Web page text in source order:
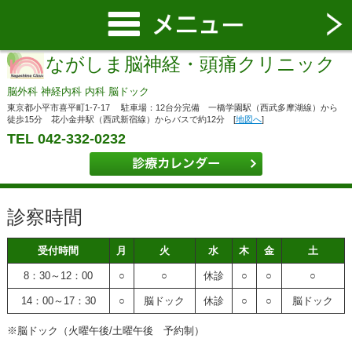
ながしま脳神経・頭痛クリニック
脳外科 神経内科 内科 脳ドック
東京都小平市喜平町1-7-17 駐車場：12台分完備 一橋学園駅（西武多摩湖線）から
徒歩15分 花小金井駅（西武新宿線）からバスで約12分 [地図へ]
TEL 042-332-0232
診察時間
受付時間 月 火 水 木 金 土
8：30～12：00 ○ ○ 休診 ○ ○ ○
14：00～17：30 ○ 脳ドック 休診 ○ ○ 脳ドック
※脳ドック（火曜午後/土曜午後 予約制）